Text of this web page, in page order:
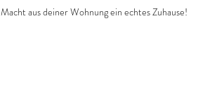
Macht aus deiner Wohnung ein echtes Zuhause!